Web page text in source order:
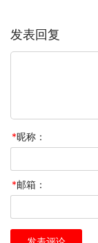
发表回复
*昵称：
*邮箱：